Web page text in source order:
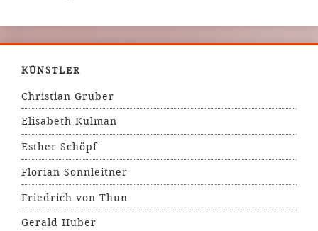
KÜNSTLER
Christian Gruber
Elisabeth Kulman
Esther Schöpf
Florian Sonnleitner
Friedrich von Thun
Gerald Huber